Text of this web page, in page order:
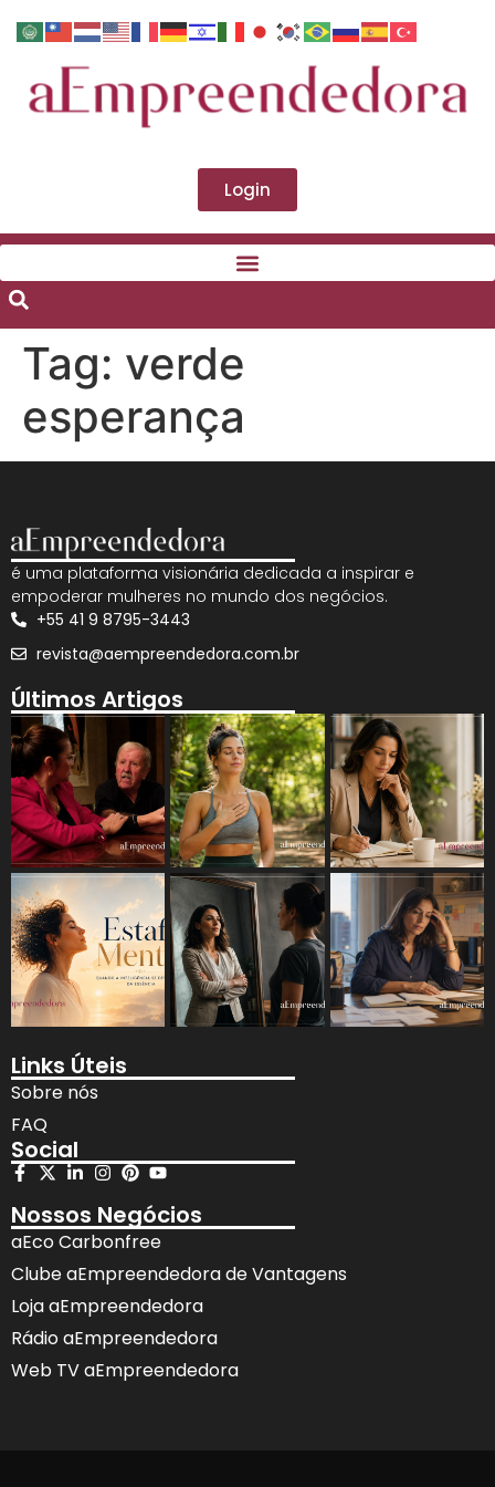
Login
Tag: verde
esperança
é uma plataforma visionária dedicada a inspirar e
empoderar mulheres no mundo dos negócios.
+55 41 9 8795-3443
revista@aempreendedora.com.br
Últimos Artigos
Links Úteis
Sobre nós
FAQ
Social
Nossos Negócios
aEco Carbonfree
Clube aEmpreendedora de Vantagens
Loja aEmpreendedora
Rádio aEmpreendedora
Web TV aEmpreendedora